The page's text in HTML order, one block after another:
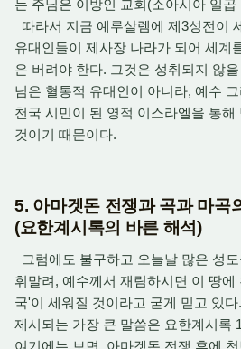
는 주님은 이방인 교회(소아시아 일
따라서 지금 예루살렘에 제3성전이
유대인들이 제사장 나라가 되어 세계
은 버려야 한다. 그것은 성취되지 않
님은 혈통적 유대인이 아니라, 예수
천국 시민이 된 영적 이스라엘을 통해
것이기 때문이다.
5. 아마겟돈 전쟁과 곡과 마곡
(요한계시록의 바른 해석)
그럼에도 불구하고 오늘날 많은 성
휘말려, 예수께서 재림하시면 이 땅
국'이 세워질 것이라고 굳게 믿고 있
제시되는 가장 큰 말씀은 요한계시록
여기에는 보면, 아마겟돈 전쟁 후에